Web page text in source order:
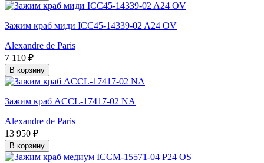
Зажим краб миди ICC45-14339-02 A24 OV
Alexandre de Paris
7 110 ₽
В корзину
Зажим краб ACCL-17417-02 NA
Alexandre de Paris
13 950 ₽
В корзину